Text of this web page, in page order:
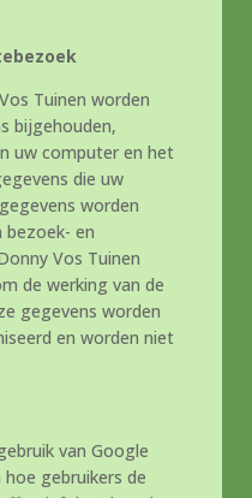
Tuinen worden
bijgehouden,
uw computer en het
die uw
worden
bezoek- en
Vos Tuinen
de werking van de
gegevens worden
en worden niet
van Google
gebruikers de